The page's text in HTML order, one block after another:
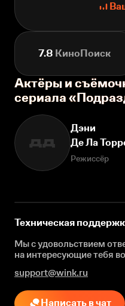
7.8 КиноПоиск
Актёры и
сериала
ДД
Дэни
Де Ла
Режиссёр
Техническая
Мы с удовольствием
на интересующиетебя
support@wink.ru
Написать в чат